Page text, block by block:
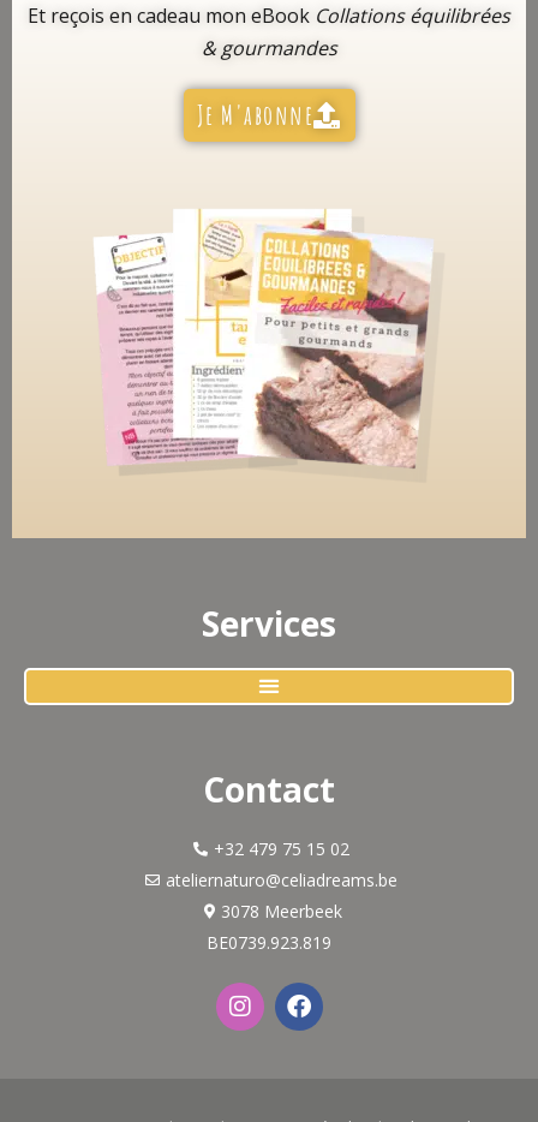
Et reçois en cadeau mon eBook Collations équilibrées
& gourmandes
Je M'abonne
Services
Contact
+32 479 75 15 02
ateliernaturo@celiadreams.be
3078 Meerbeek
BE0739.923.819
I
n
s
F
a
c